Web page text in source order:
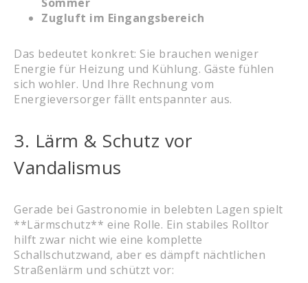
Zugluft im Eingangsbereich
Das bedeutet konkret: Sie brauchen weniger
Energie für Heizung und Kühlung. Gäste fühlen
sich wohler. Und Ihre Rechnung vom
Energieversorger fällt entspannter aus.
3. Lärm & Schutz vor
Vandalismus
Gerade bei Gastronomie in belebten Lagen spielt
**Lärmschutz** eine Rolle. Ein stabiles Rolltor
hilft zwar nicht wie eine komplette
Schallschutzwand, aber es dämpft nächtlichen
Straßenlärm und schützt vor: